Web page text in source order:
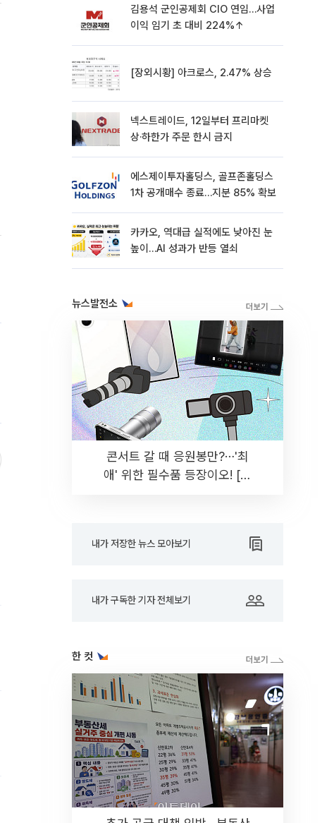
김용석 군인공제회 CIO 연임…사업
이익 임기 초 대비 224%↑
[장외시황] 아크로스, 2.47% 상승
넥스트레이드, 12일부터 프리마켓
상·하한가 주문 한시 금지
에스제이투자홀딩스, 골프존홀딩스
1차 공개매수 종료…지분 85% 확보
카카오, 역대급 실적에도 낮아진 눈
높이…AI 성과가 반등 열쇠
뉴스발전소
콘서트 갈 때 응원봉만?⋯'최
애' 위한 필수품 등장이오! [솔
내가 저장한 뉴스 모아보기
내가 구독한 기자 전체보기
한 컷